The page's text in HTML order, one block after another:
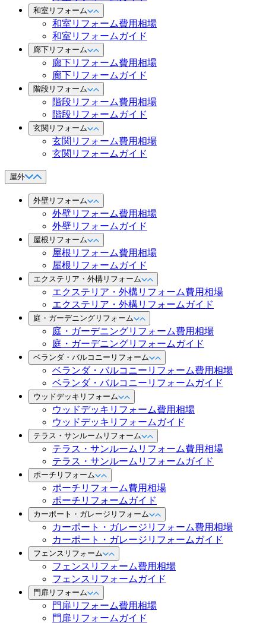
和室リフォーム
和室リフォーム費用相場
和室リフォームガイド
廊下リフォーム
廊下リフォーム費用相場
廊下リフォームガイド
階段リフォーム
階段リフォーム費用相場
階段リフォームガイド
玄関リフォーム
玄関リフォーム費用相場
玄関リフォームガイド
屋外
外壁リフォーム
外壁リフォーム費用相場
外壁リフォームガイド
屋根リフォーム
屋根リフォーム費用相場
屋根リフォームガイド
エクステリア・外構リフォーム
エクステリア・外構リフォーム費用相場
エクステリア・外構リフォームガイド
庭・ガーデニングリフォーム
庭・ガーデニングリフォーム費用相場
庭・ガーデニングリフォームガイド
ベランダ・バルコニーリフォーム
ベランダ・バルコニーリフォーム費用相場
ベランダ・バルコニーリフォームガイド
ウッドデッキリフォーム
ウッドデッキリフォーム費用相場
ウッドデッキリフォームガイド
テラス・サンルームリフォーム
テラス・サンルームリフォーム費用相場
テラス・サンルームリフォームガイド
ポーチリフォーム
ポーチリフォーム費用相場
ポーチリフォームガイド
カーポート・ガレージリフォーム
カーポート・ガレージリフォーム費用相場
カーポート・ガレージリフォームガイド
フェンスリフォーム
フェンスリフォーム費用相場
フェンスリフォームガイド
門扉リフォーム
門扉リフォーム費用相場
門扉リフォームガイド